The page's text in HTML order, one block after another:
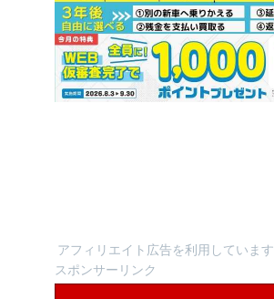
アフィリエイト広告を利用しています
スポンサーリンク